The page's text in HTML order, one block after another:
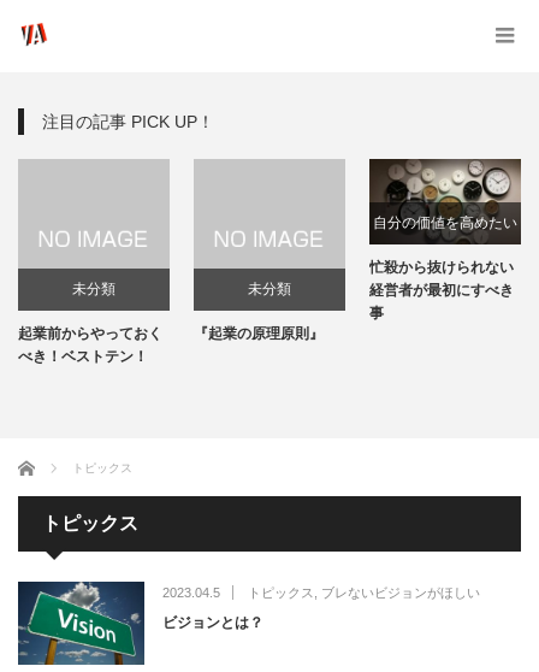
注目の記事 PICK UP！
未分類
起業前からやっておく
べき！ベストテン！
未分類
『起業の原理原則』
自分の価値を高めたい
忙殺から抜けられない
経営者が最初にすべき
事
ホーム トピックス
トピックス
2023.04.5 トピックス ブレないビジョンがほしい
ビジョンとは？